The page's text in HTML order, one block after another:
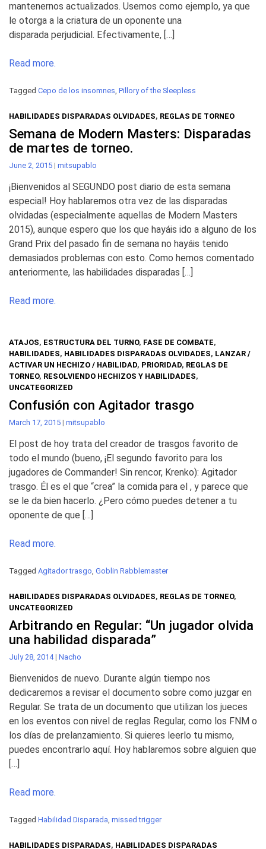
mantenernos actualizados. Usemos como ejemplo, ya que
le otorga a la criatura de un oponente una
disparada perjudicial. Efectivamente, […]
Read more.
Tagged Cepo de los insomnes, Pillory of the Sleepless
HABILIDADES DISPARADAS OLVIDADES, REGLAS DE TORNEO
Semana de Modern Masters: Disparadas
de martes de torneo.
June 2, 2015 | mitsupablo
¡Bienvenidos al SEGUNDO post diario de esta semana
especial! Hoy hablaremos otra vez de las disparadas
olvidadas (especialmente aquellas de Modern Masters
2015), aunque espero que los que hayáis ido a alguno de los
Grand Prix del pasado fin de semana no hayáis tenido
demasiados problemas con esto. Como hemos comentado
anteriormente, las habilidades disparadas […]
Read more.
ATAJOS, ESTRUCTURA DEL TURNO, FASE DE COMBATE,
HABILIDADES, HABILIDADES DISPARADAS OLVIDADES, LANZAR /
ACTIVAR UN HECHIZO / HABILIDAD, PRIORIDAD, REGLAS DE
TORNEO, RESOLVIENDO HECHIZOS Y HABILIDADES,
UNCATEGORIZED
Confusión con Agitador trasgo
March 17, 2015 | mitsupablo
El post de hoy trata del creador de trasgos favorito de
todo el mundo (bueno, ¡El segundo favorito para los
jugadores de Commander! Sin rencor, Krenko): Agitador
trasgo. Él es el que “crea” la comida para el , y parece que
se le da bien hacerlo. ¿Pero cómo puedes detener a tu
oponente de que […]
Read more.
Tagged Agitador trasgo, Goblin Rabblemaster
HABILIDADES DISPARADAS OLVIDADES, REGLAS DE TORNEO,
UNCATEGORIZED
Arbitrando en Regular: “Un jugador olvida
una habilidad disparada”
July 28, 2014 | Nacho
Bienvenidos de nuevo. Durante algún tiempo nos
dedicaremos a revisar el documento sobre como juzgar en
Regular. Se trata de un documento que utilizan los jueces
en los eventos con nivel de reglas Regular, como los FNM o
los días de prelanzamiento. Si quieres leerlo tu mismo,
puedes encontrarlo aquí. Hoy hablaremos sobre alguien que
[…]
Read more.
Tagged Habilidad Disparada, missed trigger
HABILIDADES DISPARADAS, HABILIDADES DISPARADAS